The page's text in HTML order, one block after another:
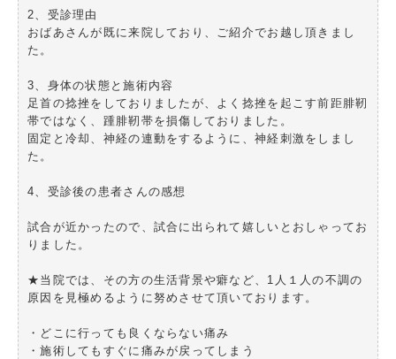
2、受診理由
おばあさんが既に来院しており、ご紹介でお越し頂きまし
た。
3、身体の状態と施術内容
足首の捻挫をしておりましたが、よく捻挫を起こす前距腓靭
帯ではなく、踵腓靭帯を損傷しておりました。
固定と冷却、神経の連動をするように、神経刺激をしまし
た。
4、受診後の患者さんの感想
試合が近かったので、試合に出られて嬉しいとおしゃってお
りました。
★当院では、その方の生活背景や癖など、1人１人の不調の
原因を見極めるように努めさせて頂いております。
・どこに行っても良くならない痛み
・施術してもすぐに痛みが戻ってしまう